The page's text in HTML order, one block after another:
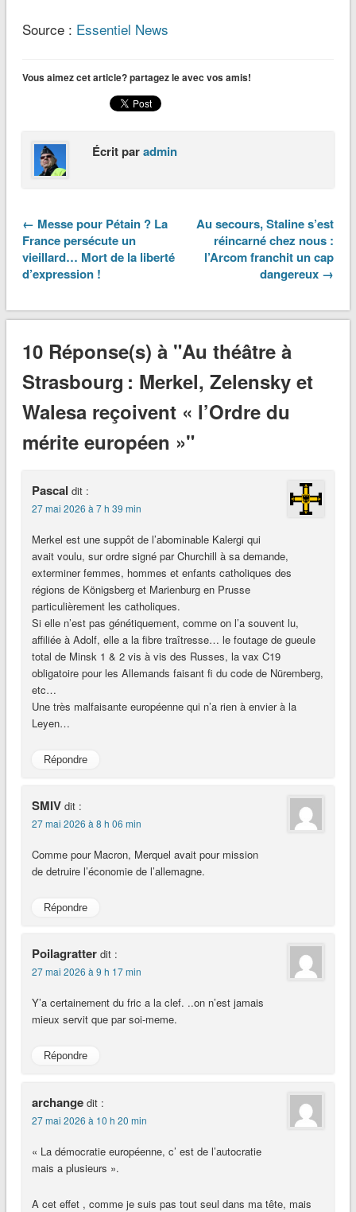
Source : Essentiel News
Vous aimez cet article? partagez le avec vos amis!
Écrit paradmin
← Messe pour Pétain ? La
France persécute un
vieillard… Mort de la liberté
d’expression !
Au secours, Staline s’est
réincarné chez nous :
l’Arcom franchit un cap
dangereux →
10 Réponse(s) à "Au théâtre à
Strasbourg : Merkel, Zelensky et
Walesa reçoivent « l’Ordre du
mérite européen »"
Pascal dit :
27 mai 2026 à 7 h 39 min
Merkel est une suppôt de l’abominable Kalergi qui
avait voulu, sur ordre signé par Churchill à sa demande,
exterminer femmes, hommes et enfants catholiques des
régions de Königsberg et Marienburg en Prusse
particulièrement les catholiques.
Si elle n’est pas génétiquement, comme on l’a souvent lu,
affiliée à Adolf, elle a la fibre traîtresse… le foutage de gueule
total de Minsk 1 & 2 vis à vis des Russes, la vax C19
obligatoire pour les Allemands faisant fi du code de Nüremberg,
etc…
Une très malfaisante européenne qui n’a rien à envier à la
Leyen…
Répondre
SMIV dit :
27 mai 2026 à 8 h 06 min
Comme pour Macron, Merquel avait pour mission
de detruire l’économie de l’allemagne.
Répondre
Poilagratter dit :
27 mai 2026 à 9 h 17 min
Y’a certainement du fric a la clef. ..on n’est jamais
mieux servit que par soi-meme.
Répondre
archange dit :
27 mai 2026 à 10 h 20 min
« La démocratie européenne, c’ est de l’autocratie
mais a plusieurs ».
A cet effet , comme je suis pas tout seul dans ma tête, mais